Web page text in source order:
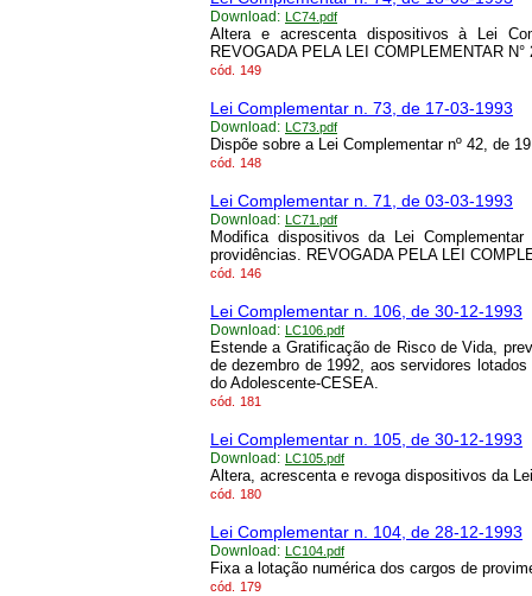
Download: LC74.pdf
Altera e acrescenta dispositivos à Lei
REVOGADA PELA LEI COMPLEMENTAR
cód. 149
Lei Complementar n. 73, de 17-03-1993
Download: LC73.pdf
Dispõe sobre a Lei Complementar nº 42, de
cód. 148
Lei Complementar n. 71, de 03-03-1993
Download: LC71.pdf
Modifica dispositivos da Lei
providências. REVOGADA PELA LEI
cód. 146
Lei Complementar n. 106, de 30-12-1993
Download: LC106.pdf
Estende a Gratificação de Risco de Vida,
de dezembro de 1992, aos servidores
do Adolescente-CESEA.
cód. 181
Lei Complementar n. 105, de 30-12-1993
Download: LC105.pdf
Altera, acrescenta e revoga dispositivos da
cód. 180
Lei Complementar n. 104, de 28-12-1993
Download: LC104.pdf
Fixa a lotação numérica dos cargos de
cód. 179